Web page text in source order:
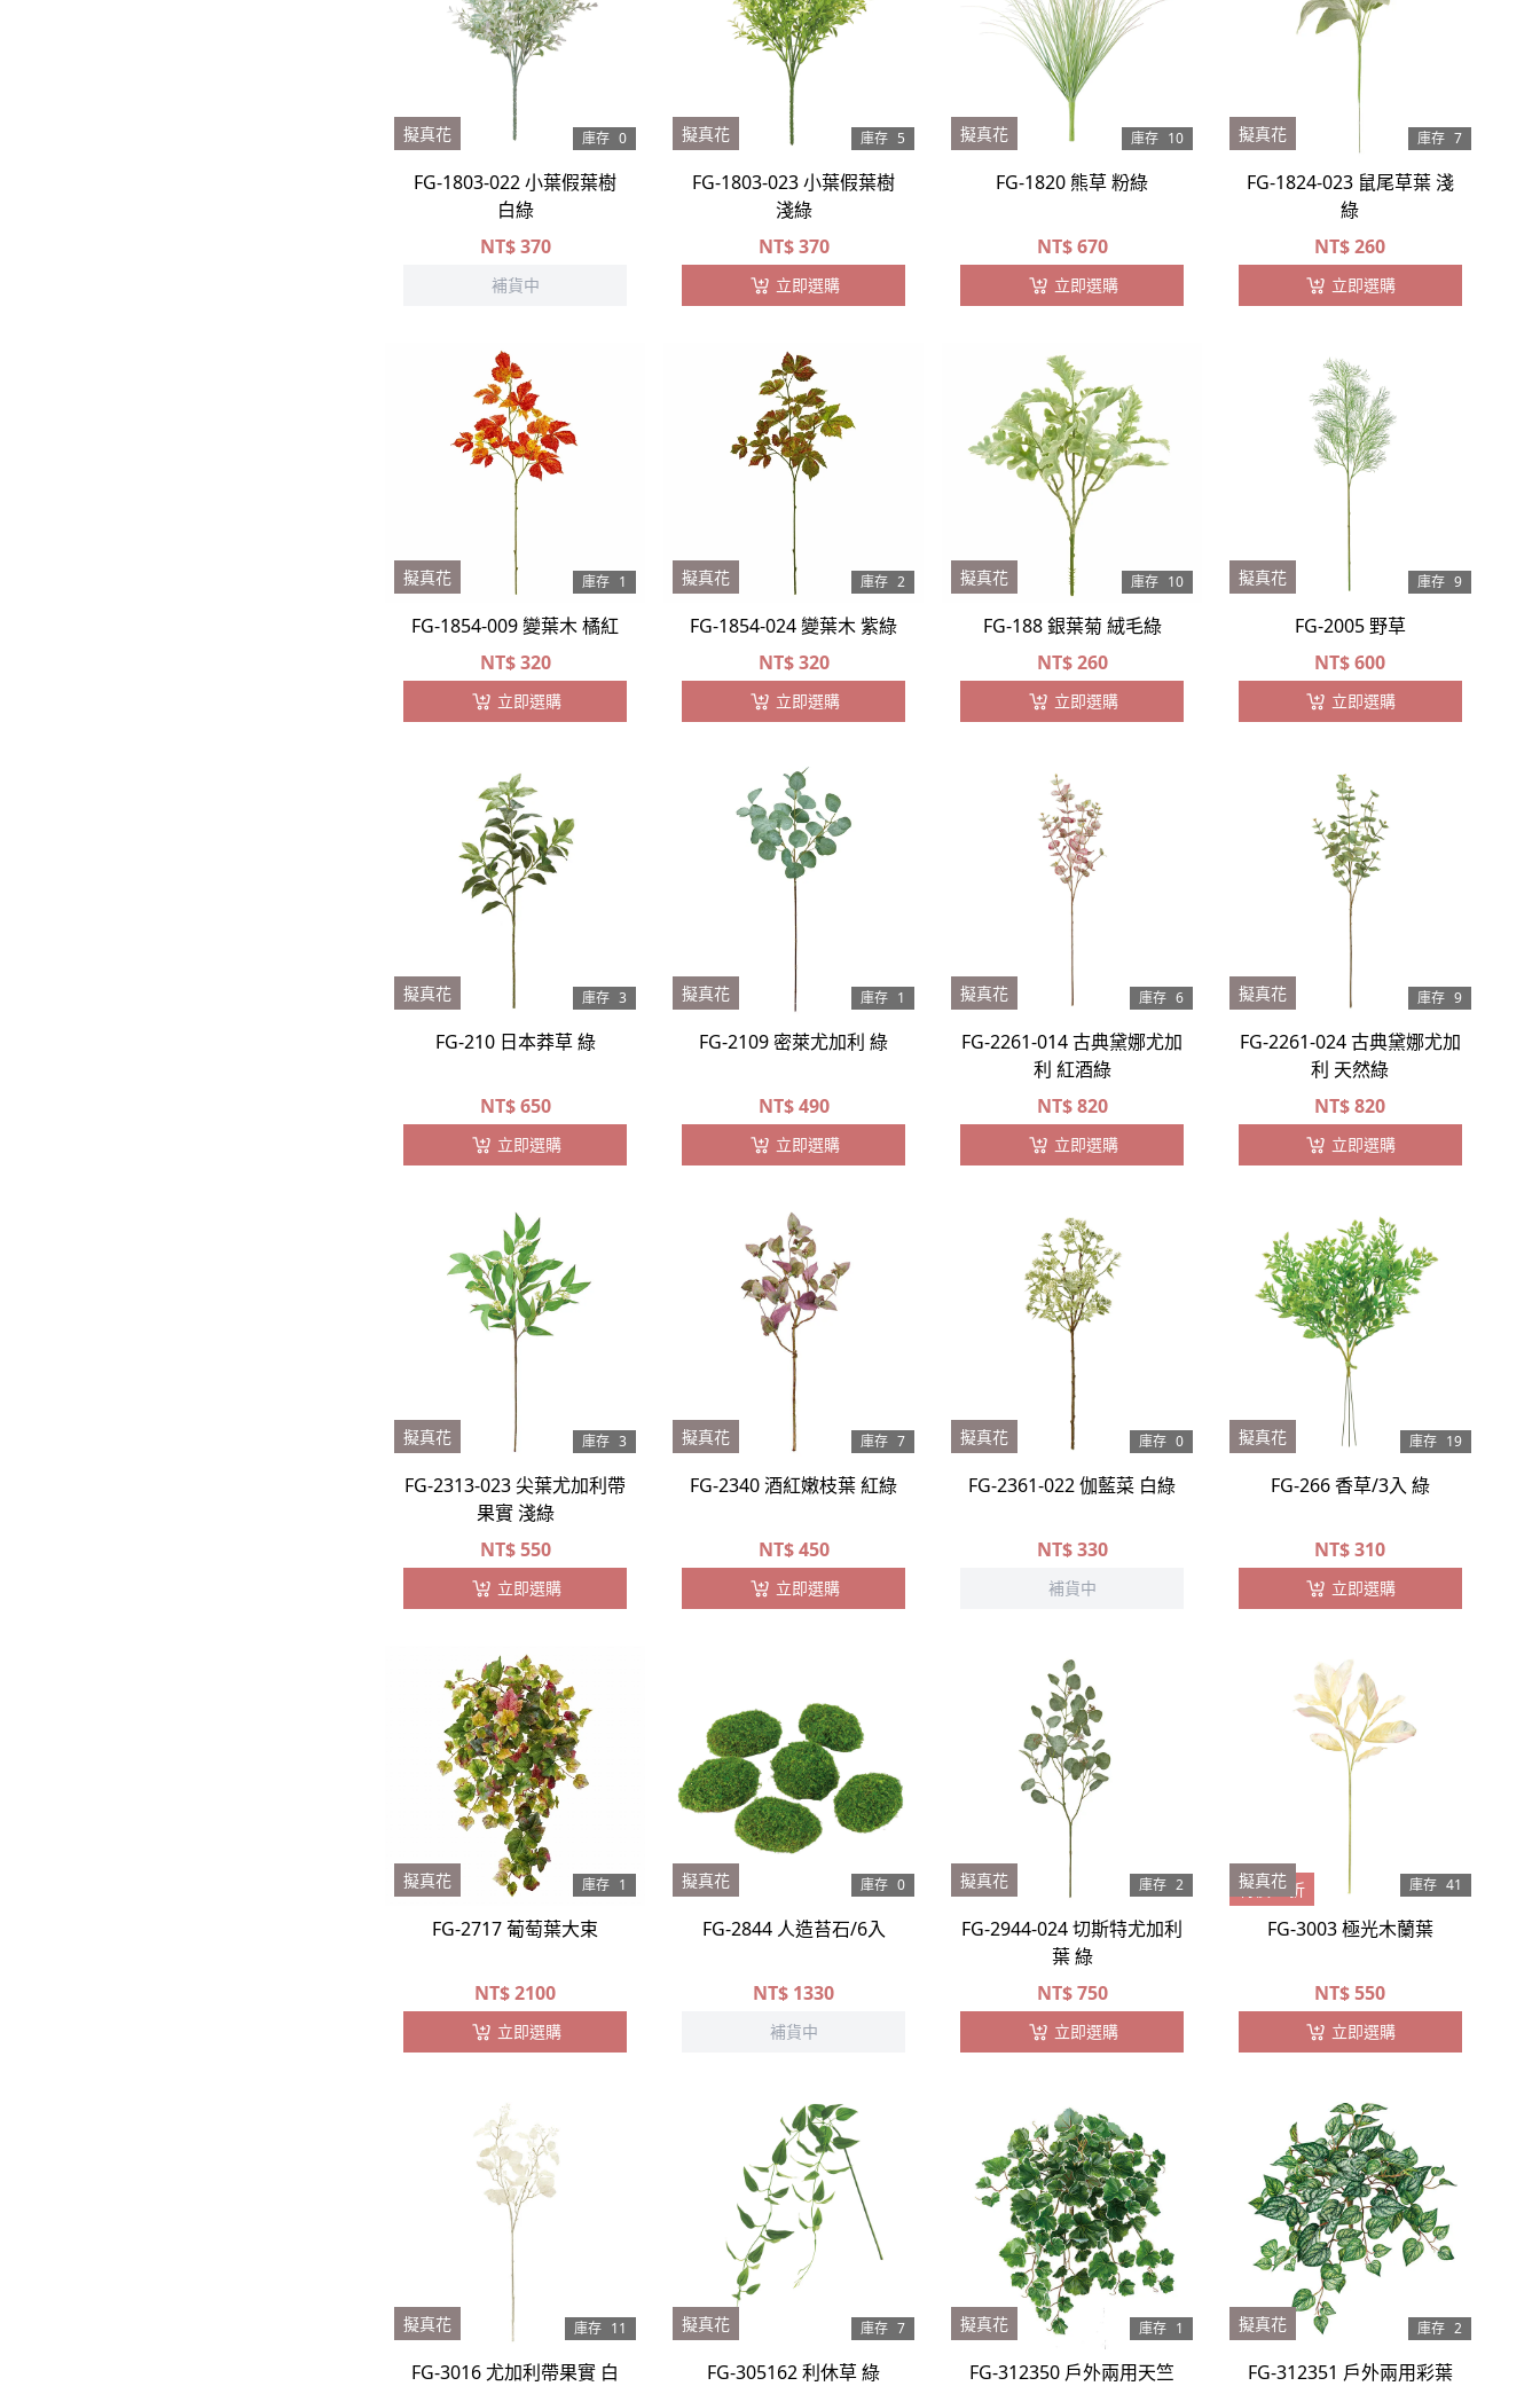
庫存 0
擬真花
FG-1803-022 小葉假葉樹
白綠
NT$370
補貨中
庫存 5
擬真花
FG-1803-023 小葉假葉樹
淺綠
NT$370
立即選購
庫存 10
擬真花
FG-1820 熊草 粉綠
NT$670
立即選購
庫存 7
擬真花
FG-1824-023 鼠尾草葉 淺
綠
NT$260
立即選購
庫存 1
擬真花
FG-1854-009 變葉木 橘紅
NT$320
立即選購
庫存 2
擬真花
FG-1854-024 變葉木 紫綠
NT$320
立即選購
庫存 10
擬真花
FG-188 銀葉菊 絨毛綠
NT$260
立即選購
庫存 9
擬真花
FG-2005 野草
NT$600
立即選購
庫存 3
擬真花
FG-210 日本莽草 綠
NT$650
立即選購
庫存 1
擬真花
FG-2109 密萊尤加利 綠
NT$490
立即選購
庫存 6
擬真花
FG-2261-014 古典黛娜尤加
利 紅酒綠
NT$820
立即選購
庫存 9
擬真花
FG-2261-024 古典黛娜尤加
利 天然綠
NT$820
立即選購
庫存 3
擬真花
FG-2313-023 尖葉尤加利帶
果實 淺綠
NT$550
立即選購
庫存 7
擬真花
FG-2340 酒紅嫩枝葉 紅綠
NT$450
立即選購
庫存 0
擬真花
FG-2361-022 伽藍菜 白綠
NT$330
補貨中
庫存 19
擬真花
FG-266 香草/3入 綠
NT$310
立即選購
庫存 1
擬真花
FG-2717 葡萄葉大束
NT$2100
立即選購
庫存 0
擬真花
FG-2844 人造苔石/6入
NT$ 1330
補貨中
庫存 2
擬真花
FG-2944-024 切斯特尤加利
葉 綠
NT$750
立即選購
庫存 41
特價27折
擬真花
FG-3003 極光木蘭葉
NT$550
立即選購
庫存 11
擬真花
FG-3016 尤加利帶果實 白
庫存 7
擬真花
FG-305162 利休草 綠
庫存 1
擬真花
FG-312350 戶外兩用天竺
庫存 2
擬真花
FG-312351 戶外兩用彩葉